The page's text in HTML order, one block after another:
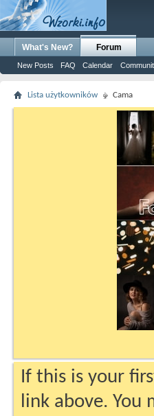
What's New? Forum
New Posts FAQ Calendar
Lista użytkowników Cama
If this is your
link above. You